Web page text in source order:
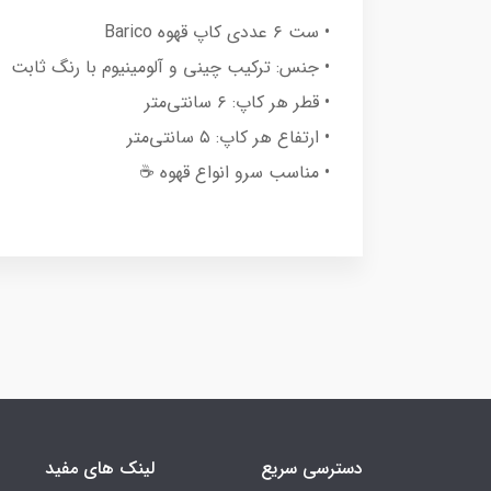
• ست ۶ عددی کاپ قهوه Barico
• جنس: ترکیب چینی و آلومینیوم با رنگ ثابت
• قطر هر کاپ: ۶ سانتی‌متر
• ارتفاع هر کاپ: ۵ سانتی‌متر
• مناسب سرو انواع قهوه ☕️
دسترسی سریع لینک های مفید